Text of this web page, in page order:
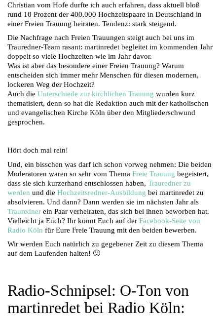
Christian vom Hofe durfte ich auch erfahren, dass aktuell bloß
rund 10 Prozent der 400.000 Hochzeitspaare in Deutschland in
einer Freien Trauung heiraten. Tendenz: stark steigend.
Die Nachfrage nach Freien Trauungen steigt auch bei uns im
Trauredner-Team rasant: martinredet begleitet im kommenden Jahr
doppelt so viele Hochzeiten wie im Jahr davor.
Was ist aber das besondere einer Freien Trauung? Warum
entscheiden sich immer mehr Menschen für diesen modernen,
lockeren Weg der Hochzeit?
Auch die Unterschiede zur kirchlichen Trauung wurden kurz
thematisiert, denn so hat die Redaktion auch mit der katholischen
und evangelischen Kirche Köln über den Mitgliederschwund
gesprochen.
Hört doch mal rein!
Und, ein bisschen was darf ich schon vorweg nehmen: Die beiden
Moderatoren waren so sehr vom Thema Freie Trauung begeistert,
dass sie sich kurzerhand entschlossen haben, Trauredner zu
werden und die Hochzeitsredner-Ausbildung bei martinredet zu
absolvieren. Und dann? Dann werden sie im nächsten Jahr als
Trauredner ein Paar verheiraten, das sich bei ihnen beworben hat.
Vielleicht ja Euch? Ihr könnt Euch auf der Facebook-Seite von
Radio Köln für Eure Freie Trauung mit den beiden bewerben.
Wir werden Euch natürlich zu gegebener Zeit zu diesem Thema
auf dem Laufenden halten! 🙂
Radio-Schnipsel: O-Ton von
martinredet bei Radio Köln: